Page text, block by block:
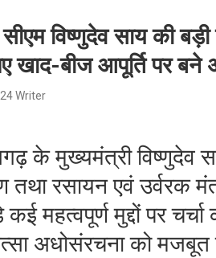
विष्णुदेव साय की
खाद-बीज आपूर्ति पर
Writer
के मुख्यमंत्री विष्णुदेव
तथा रसायन एवं उर्वरक
महत्वपूर्ण मुद्दों पर
अधोसंरचना को